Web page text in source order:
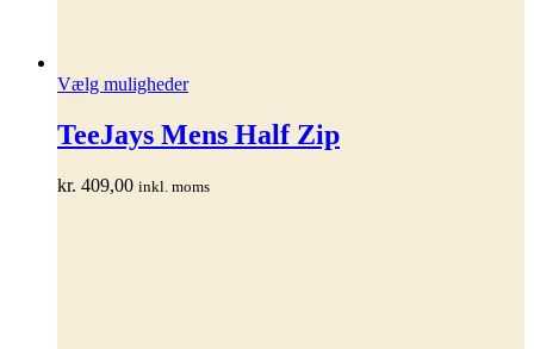
Vælg mulighederDette
flere
Mulighederne
TeeJays Mens Half Zip
kr. 409,00 inkl. moms